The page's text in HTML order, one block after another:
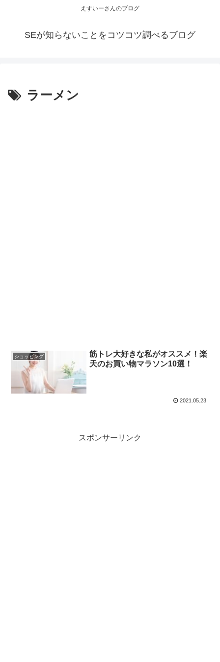
えすいーさんのブログ
SEが知らないことをコツコツ調べるブログ
ラーメン
ショッピング
筋トレ大好きな私がオススメ！楽
天のお買い物マラソン10選！
2021.05.23
スポンサーリンク